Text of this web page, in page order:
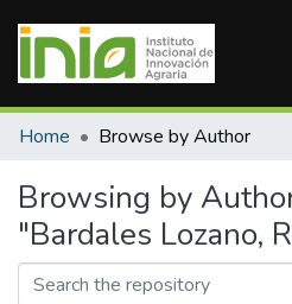
Communities & Collections
Home Browse by Author
Browsing by
"Bardales Lozano,